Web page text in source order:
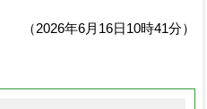
（2026年6月16日10時41分）